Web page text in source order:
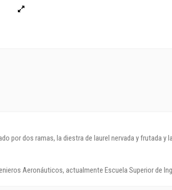
por dos ramas, la diestra de laurel nervada y frutada
Aeronáuticos, actualmente Escuela Superior de